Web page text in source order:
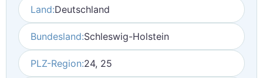
Land:Deutschland
Bundesland:Schleswig-Holstein
PLZ-Region:24, 25